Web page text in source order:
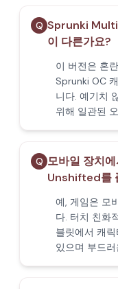
Q Sprunki
이 다른가요?
이 버전은 혼
Sprunki OC
니다. 예기치
위해 일관된
Q 모바일 장치
Unshifted를
예, 게임은 모
다. 터치 친화
블릿에서 캐
있으며 부드